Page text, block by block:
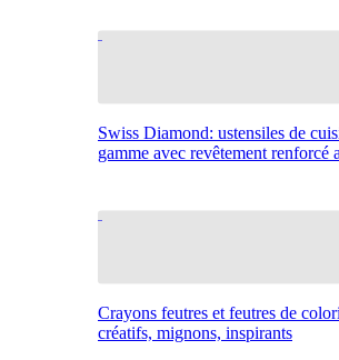
Swiss Diamond: ustensiles de
gamme avec revêtement renforcé
Crayons feutres et feutres de
créatifs, mignons, inspirants